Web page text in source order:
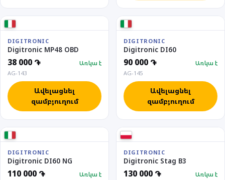
DIGITRONIC
Digitronic MP48 OBD
38 000 ֏
Առկա է
AG-143
Ավելացնել
զամբյուղում
DIGITRONIC
Digitronic DI60
90 000 ֏
Առկա է
AG-145
Ավելացնել
զամբյուղում
DIGITRONIC
Digitronic DI60 NG
110 000 ֏
Առկա է
DIGITRONIC
Digitronic Stag B3
130 000 ֏
Առկա է